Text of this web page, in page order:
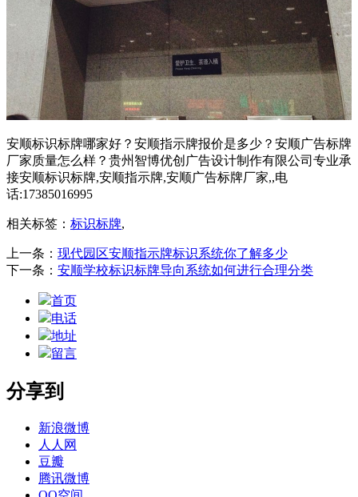
安顺标识标牌哪家好？安顺指示牌报价是多少？安顺广告标牌
厂家质量怎么样？贵州智博优创广告设计制作有限公司专业承
接安顺标识标牌,安顺指示牌,安顺广告标牌厂家,,电
话:17385016995
相关标签： 标识标牌,
上一条： 现代园区安顺指示牌标识系统你了解多少
下一条： 安顺学校标识标牌导向系统如何进行合理分类
首页
电话
地址
留言
分享到
新浪微博
人人网
豆瓣
腾讯微博